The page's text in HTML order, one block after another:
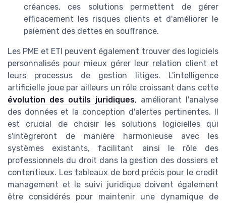
créances, ces solutions permettent de gérer
efficacement les risques clients et d'améliorer le
paiement des dettes en souffrance.
Les PME et ETI peuvent également trouver des logiciels
personnalisés pour mieux gérer leur relation client et
leurs processus de gestion litiges. L'intelligence
artificielle joue par ailleurs un rôle croissant dans cette
évolution des outils juridiques, améliorant l'analyse
des données et la conception d'alertes pertinentes. Il
est crucial de choisir les solutions logicielles qui
s'intègreront de manière harmonieuse avec les
systèmes existants, facilitant ainsi le rôle des
professionnels du droit dans la gestion des dossiers et
contentieux. Les tableaux de bord précis pour le credit
management et le suivi juridique doivent également
être considérés pour maintenir une dynamique de